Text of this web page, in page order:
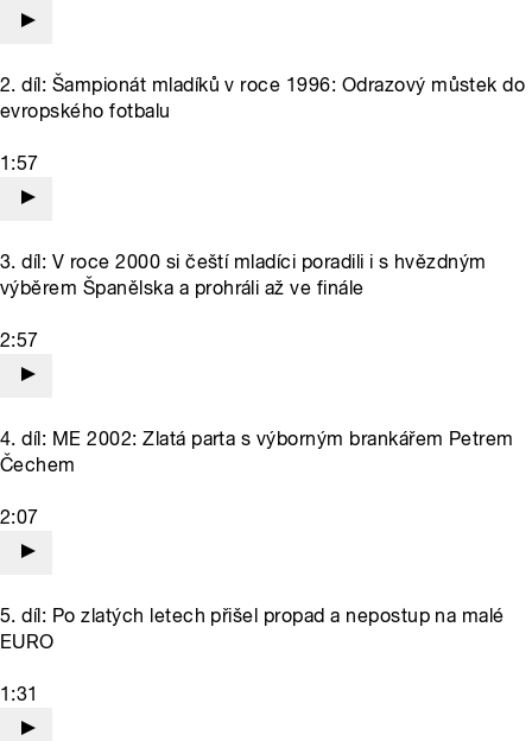
2. díl: Šampionát mladíků v roce 1996: Odrazový můstek do
evropského fotbalu
1:57
3. díl: V roce 2000 si čeští mladíci poradili i s hvězdným
výběrem Španělska a prohráli až ve finále
2:57
4. díl: ME 2002: Zlatá parta s výborným brankářem Petrem
Čechem
2:07
5. díl: Po zlatých letech přišel propad a nepostup na malé
EURO
1:31